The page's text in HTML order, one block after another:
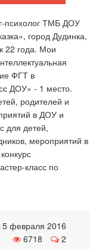
психолог ТМБ ДОУ
город Дудинка,
22 года. Мои
ФГТ в
ДОУ» - 1 место.
родителей и
в ДОУ и
для детей,
мероприятий в
класс по
5 февраля 2016
6718
2